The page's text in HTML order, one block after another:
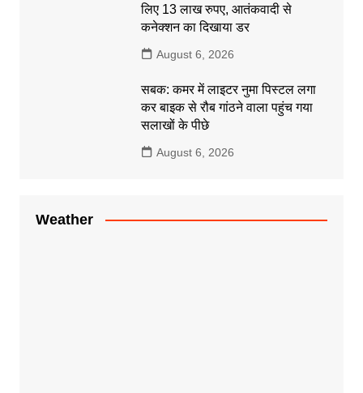
लिए 13 लाख रुपए, आतंकवादी से
कनेक्शन का दिखाया डर
August 6, 2026
सबक: कमर में लाइटर नुमा पिस्टल लगा
कर बाइक से रौब गांठने वाला पहुंच गया
सलाखों के पीछे
August 6, 2026
Weather